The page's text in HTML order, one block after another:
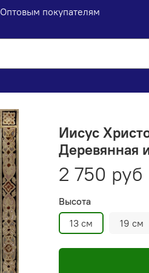
Оптовым покупателям
Иисус
Деревянная
2 750 руб
Высота
13 см
19 см